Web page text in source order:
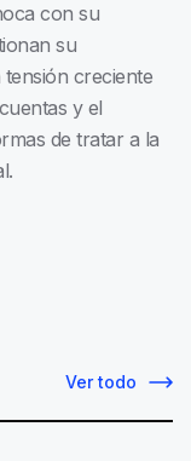
con su
su
creciente
y el
de tratar a la
Ver todo